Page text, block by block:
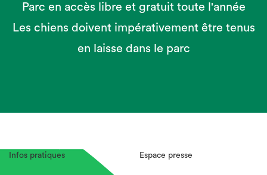
Parc en accès libre et gratuit toute l'année
Les chiens doivent impérativement être tenus
en laisse dans le parc
Infos pratiques Espace presse